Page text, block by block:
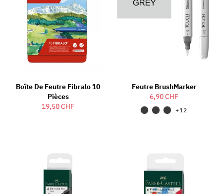
Boîte De Feutre Fibralo 10
Pièces
19,50 CHF
Feutre BrushMarker
6,90 CHF
+12